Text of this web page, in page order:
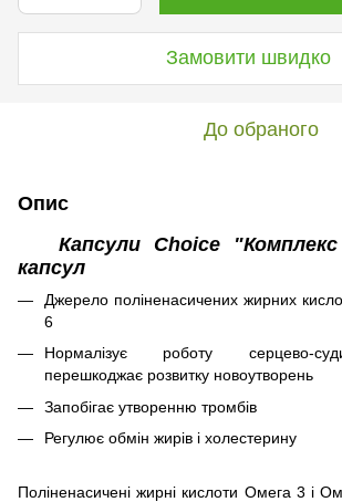
Замовити швидко
До обраного
Опис
Капсули Choice
капсул
Джерело поліненасичених жирних
6
Нормалізує роботу серцево-
перешкоджає розвитку новоутворень
Запобігає утворенню тромбів
Регулює обмін жирів і холестерину
Поліненасичені жирні кислоти Омега 3 і